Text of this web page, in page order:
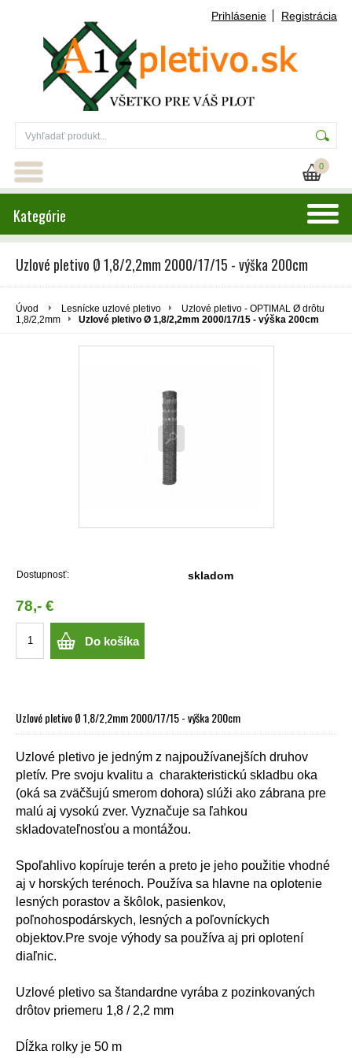
Prihlásenie Registrácia
0
Kategórie
Uzlové pletivo Ø 1,8/2,2mm 2000/17/15 - výška 200cm
Úvod Lesnícke uzlové pletivo
Uzlové pletivo - OPTIMAL Ø drôtu
1,8/2,2mm
Uzlové pletivo Ø 1,8/2,2mm 2000/17/15 - výška 200cm
Dostupnosť: skladom
78,- €
Do košíka
Uzlové pletivo Ø 1,8/2,2mm 2000/17/15 - výška 200cm
Uzlové pletivo je jedným z najpoužívanejších druhov
pletív. Pre svoju kvalitu a charakteristickú skladbu oka
(oká sa zväčšujú smerom dohora) slúži ako zábrana pre
malú aj vysokú zver. Vyznačuje sa ľahkou
skladovateľnosťou a montážou.
Spoľahlivo kopíruje terén a preto je jeho použitie vhodné
aj v horských terénoch. Používa sa hlavne na oplotenie
lesných porastov a škôlok, pasienkov,
poľnohospodárskych, lesných a poľovníckych
objektov.Pre svoje výhody sa používa aj pri oplotení
diaľnic.
Uzlové pletivo sa štandardne vyrába z pozinkovaných
drôtov priemeru 1,8 / 2,2 mm
Dĺžka rolky je 50 m